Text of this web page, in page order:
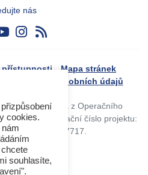
nás
přístupnosti
Mapa stránek
ochrany osobních údajů
byla financovaná z Operačního
Registrační číslo projektu:
0.0/17_045/0017717.
cookies.
souhlasíte,